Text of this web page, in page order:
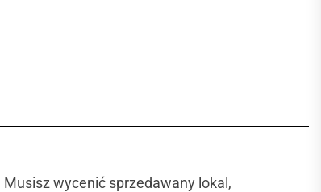
wycenić sprzedawany lokal,